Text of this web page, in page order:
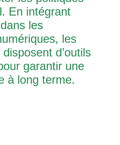
En intégrant
les
les
d’outils
garantir une
à long terme.